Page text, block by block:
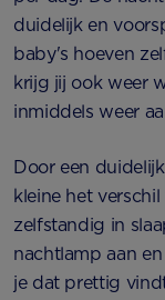
duidelijk en
baby's hoeven
krijg jij ook weer
inmiddels weer
Door een
kleine het
zelfstandig in
nachtlamp aan
je dat prettig